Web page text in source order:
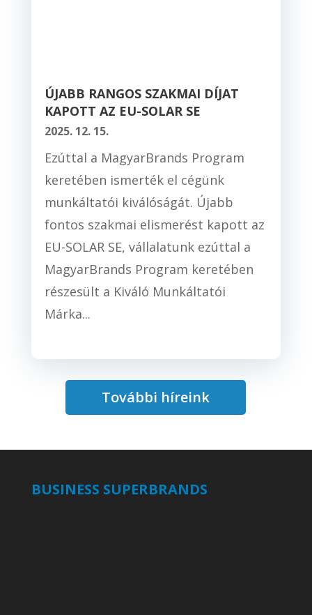
ÚJABB RANGOS SZAKMAI DÍJAT
KAPOTT AZ EU-SOLAR SE
2025. 12. 15.
Ezúttal a MagyarBrands Program
keretében ismerték el cégünk
munkáltatói kiválóságát. Újabb
fontos szakmai elismerést kapott az
EU-SOLAR SE, vállalatunk ezúttal a
MagyarBrands Program keretében
részesült a Kiváló Munkáltatói
Márka...
További híreink
BUSINESS SUPERBRANDS